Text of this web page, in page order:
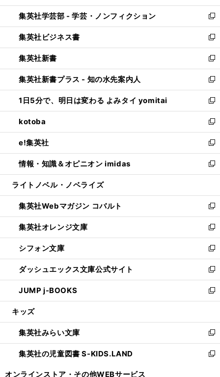
開
く
ウ
で
開
く
ン
ド
ウ
で
開
く
ウ
ィ
ン
ド
ウ
で
開
く
集英社学芸部 - 学芸・ノンフィクション
新
し
い
ウ
ィ
ン
ド
ウ
で
開
く
集英社ビジネス書
新
し
い
ウ
ィ
ン
ド
ウ
で
開
く
集英社新書
新
し
い
ウ
ィ
ン
ド
ウ
で
開
く
集英社新書プラス - 知の水先案内人
新
し
い
ウ
ィ
ン
ド
ウ
で
開
1日5分で、明日は変わる よみタイ yomitai
新
し
い
ウ
ィ
ン
ド
ウ
開
く
kotoba
新
し
い
ウ
ィ
ン
ウ
で
開
く
e!集英社
新
し
い
ウ
ン
ド
ウ
で
開
く
情報・知識＆オピニオン imidas
新
し
ウ
ィ
ン
ド
ウ
で
開
く
ライトノベル・ノベライズ
集英社Webマガジン コバルト
新
し
い
ウ
ィ
ン
ド
ウ
で
開
集英社オレンジ文庫
新
し
い
ウ
ィ
ン
ド
ウ
開
く
シフォン文庫
新
し
い
ウ
ィ
ン
ウ
で
開
く
ダッシュエックス文庫公式サイト
新
し
い
ウ
ン
ド
ウ
で
JUMP j-BOOKS
新
し
ウ
ィ
ン
ド
キッズ
集英社みらい文庫
新
し
い
集英社の児童図書 S-KIDS.LAND
新
オンラインストア・ その他WEBサービス